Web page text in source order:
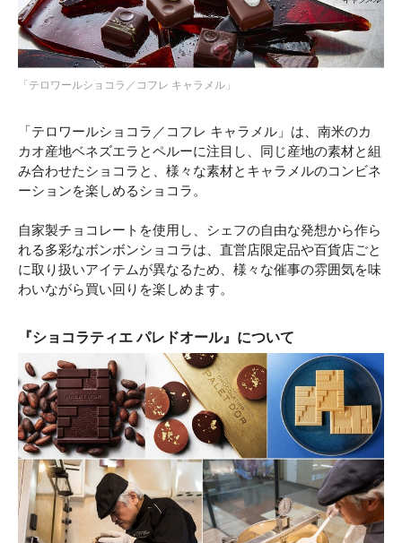
「テロワールショコラ／コフレ キャラメル」
「テロワールショコラ／コフレ キャラメル」は、南米のカ
カオ産地ベネズエラとペルーに注目し、同じ産地の素材と組
み合わせたショコラと、様々な素材とキャラメルのコンビネ
ーションを楽しめるショコラ。
自家製チョコレートを使用し、シェフの自由な発想から作ら
れる多彩なボンボンショコラは、直営店限定品や百貨店ごと
に取り扱いアイテムが異なるため、様々な催事の雰囲気を味
わいながら買い回りを楽しめます。
『ショコラティエ パレドオール』について